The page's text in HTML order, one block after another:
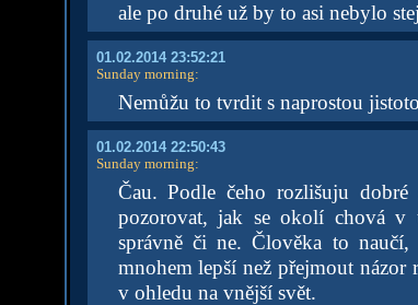
ale po druhé už by to asi nebylo
01.02.2014 23:52:21
Sunday morning:
Nemůžu to tvrdit s naprostou
01.02.2014 22:50:43
Sunday morning:
Čau. Podle čeho rozlišuju
pozorovat, jak se okolí chová v
správně či ne. Člověka to
mnohem lepší než přejmout
v ohledu na vnější svět.